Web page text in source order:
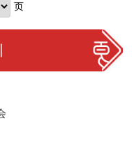
页